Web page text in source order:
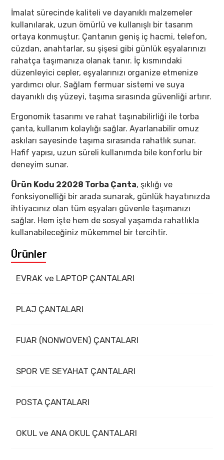
Ürünler
EVRAK ve LAPTOP ÇANTALARI
PLAJ ÇANTALARI
FUAR (NONWOVEN) ÇANTALARI
SPOR VE SEYAHAT ÇANTALARI
POSTA ÇANTALARI
OKUL ve ANA OKUL ÇANTALARI
İmalat sürecinde kaliteli ve dayanıklı malzemeler
kullanılarak, uzun ömürlü ve kullanışlı bir tasarım
ortaya konmuştur. Çantanın geniş iç hacmi, telefon,
cüzdan, anahtarlar, su şişesi gibi günlük eşyalarınızı
rahatça taşımanıza olanak tanır. İç kısmındaki
düzenleyici cepler, eşyalarınızı organize etmenize
yardımcı olur. Sağlam fermuar sistemi ve suya
dayanıklı dış yüzeyi, taşıma sırasında güvenliği artırır.
Ergonomik tasarımı ve rahat taşınabilirliği ile torba
çanta, kullanım kolaylığı sağlar. Ayarlanabilir omuz
askıları sayesinde taşıma sırasında rahatlık sunar.
Hafif yapısı, uzun süreli kullanımda bile konforlu bir
deneyim sunar.
Ürün Kodu 22028 Torba Çanta, şıklığı ve
fonksiyonelliği bir arada sunarak, günlük hayatınızda
ihtiyacınız olan tüm eşyaları güvenle taşımanızı
sağlar. Hem işte hem de sosyal yaşamda rahatlıkla
kullanabileceğiniz mükemmel bir tercihtir.